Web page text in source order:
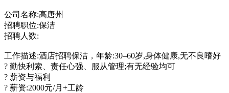
公司名称:高唐州
招聘职位:保洁
招聘人数:
工作描述:酒店招聘保洁，年龄:30–60岁,身体健康,无不良嗜好
? 勤快利索、责任心强、服从管理;有无经验均可
? 薪资与福利
? 薪资:2000元/月+工龄